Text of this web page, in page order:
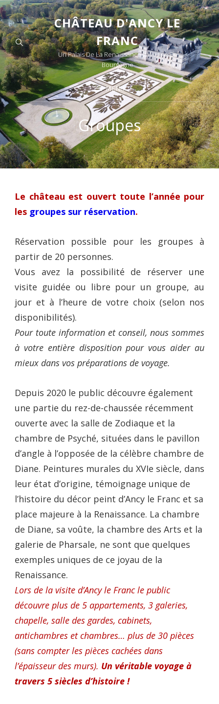
CHÂTEAU D'ANCY LE
FRANC
Un Palais De La Renaissance Italienne En
Bourgogne
MENU
Groupes
Le château est ouvert toute l’année pour
les groupes sur réservation.
Réservation possible pour les groupes à
partir de 20 personnes.
Vous avez la possibilité de réserver une
visite guidée ou libre pour un groupe, au
jour et à l’heure de votre choix (selon nos
disponibilités).
Pour toute information et conseil, nous sommes
à votre entière disposition pour vous aider au
mieux dans vos préparations de voyage.
Depuis 2020 le public découvre également
une partie du rez-de-chaussée récemment
ouverte avec la salle de Zodiaque et la
chambre de Psyché, situées dans le pavillon
d’angle à l’opposée de la célèbre chambre de
Diane. Peintures murales du XVIe siècle, dans
leur état d’origine, témoignage unique de
l’histoire du décor peint d’Ancy le Franc et sa
place majeure à la Renaissance. La chambre
de Diane, sa voûte, la chambre des Arts et la
galerie de Pharsale, ne sont que quelques
exemples uniques de ce joyau de la
Renaissance.
Lors de la visite d’Ancy le Franc le public
découvre plus de 5 appartements, 3 galeries,
chapelle, salle des gardes, cabinets,
antichambres et chambres… plus de 30 pièces
(sans compter les pièces cachées dans
l’épaisseur des murs). Un véritable voyage à
travers 5 siècles d’histoire !